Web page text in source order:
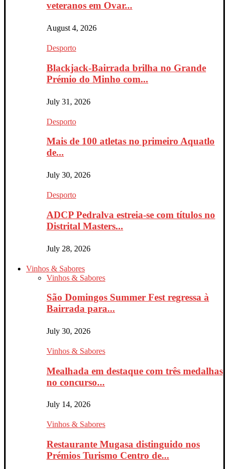
veteranos em Ovar...
August 4, 2026
Desporto
Blackjack-Bairrada brilha no Grande
Prémio do Minho com...
July 31, 2026
Desporto
Mais de 100 atletas no primeiro Aquatlo
de...
July 30, 2026
Desporto
ADCP Pedralva estreia-se com títulos no
Distrital Masters...
July 28, 2026
Vinhos & Sabores
Vinhos & Sabores
São Domingos Summer Fest regressa à
Bairrada para...
July 30, 2026
Vinhos & Sabores
Mealhada em destaque com três medalhas
no concurso...
July 14, 2026
Vinhos & Sabores
Restaurante Mugasa distinguido nos
Prémios Turismo Centro de...